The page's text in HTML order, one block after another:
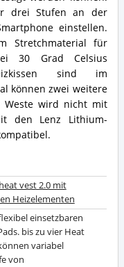
drei Stufen an der
einstellen.
Stretchmaterial für
30 Grad Celsius
sind im
können zwei weitere
Weste wird nicht mit
den Lenz Lithium-
vest 2.0 mit
Heizelementen
einsetzbaren
bis zu vier Heat
variabel
von